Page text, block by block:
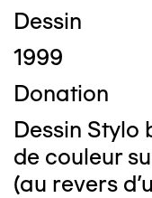
Dessin
1999
Donation
Dessin Stylo
de couleur
(au revers